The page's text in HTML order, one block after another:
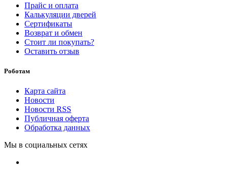
Прайс и оплата
Калькуляции дверей
Сертификаты
Возврат и обмен
Стоит ли покупать?
Оставить отзыв
Роботам
Карта сайта
Новости
Новости RSS
Публичная оферта
Обработка данных
Мы в социальных сетях